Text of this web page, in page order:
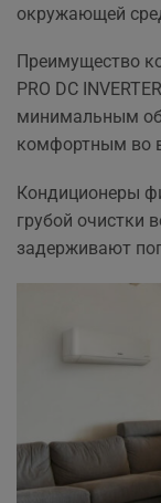
окружающей
Преимущество
PRO DC
минимальным
комфортным во
Кондиционеры
грубой очистки
задерживают